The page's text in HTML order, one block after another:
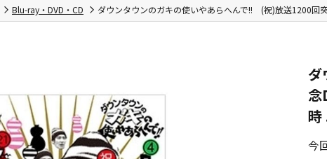
Blu-ray・DVD・CD ダウンタウンのガキの使いやあらへんで!! (祝)放送1200
時
今